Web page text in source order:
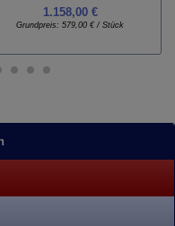
1.158,00 €
Grundpreis: 579,00 € / Stück